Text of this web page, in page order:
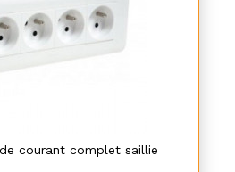
courant complet saillie